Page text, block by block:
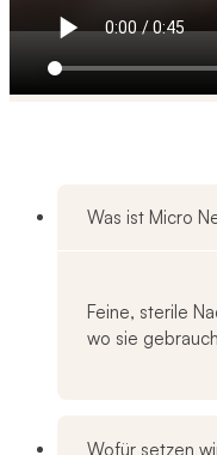
Was ist Micro
Feine, sterile
wo sie
Wofür setzen